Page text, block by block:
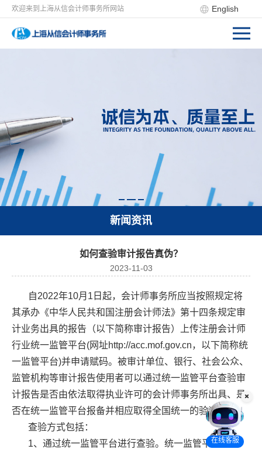
欢迎来到上海从信会计师事务所网站 English
新闻资讯
如何查验审计报告真伪？
2023-11-03
自2022年10月1日起，会计师事务所应当按照规定将
其承办《中华人民共和国注册会计师法》第十四条规定审
计业务出具的报告（以下简称审计报告）上传注册会计师
行业统一监管平台(网址http://acc.mof.gov.cn，以下简称统
一监管平台)并申请赋码。被审计单位、银行、社会公众、
监管机构等审计报告使用者可以通过统一监管平台查验审
计报告是否由依法取得执业许可的会计师事务所出具、是
否在统一监管平台报备并相应取得全国统一的验证码等。
查验方式包括：
1、通过统一监管平台进行查验。统一监管平台设有
在线客服